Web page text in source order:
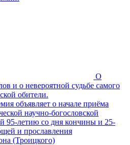
О
и о невероятной судьбе самого
обители.
объявляет о начале приёма
научно-богословской
95-летию со дня кончины и 25-
и прославления
(Троицкого)